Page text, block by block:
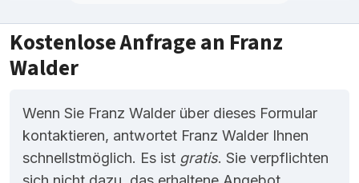
Kostenlose Anfrage an Franz
Walder
Wenn Sie Franz Walder über dieses Formular
kontaktieren, antwortet Franz Walder Ihnen
schnellstmöglich. Es ist gratis. Sie verpflichten